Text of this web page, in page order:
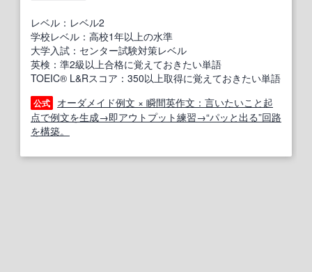
レベル：レベル2
学校レベル：高校1年以上の水準
大学入試：センター試験対策レベル
英検：準2級以上合格に覚えておきたい単語
TOEIC® L&Rスコア：350以上取得に覚えておきたい単語
公式
オーダメイド例文 × 瞬間英作文：言いたいこと起
点で例文を生成→即アウトプット練習→“パッと出る”回路
を構築。